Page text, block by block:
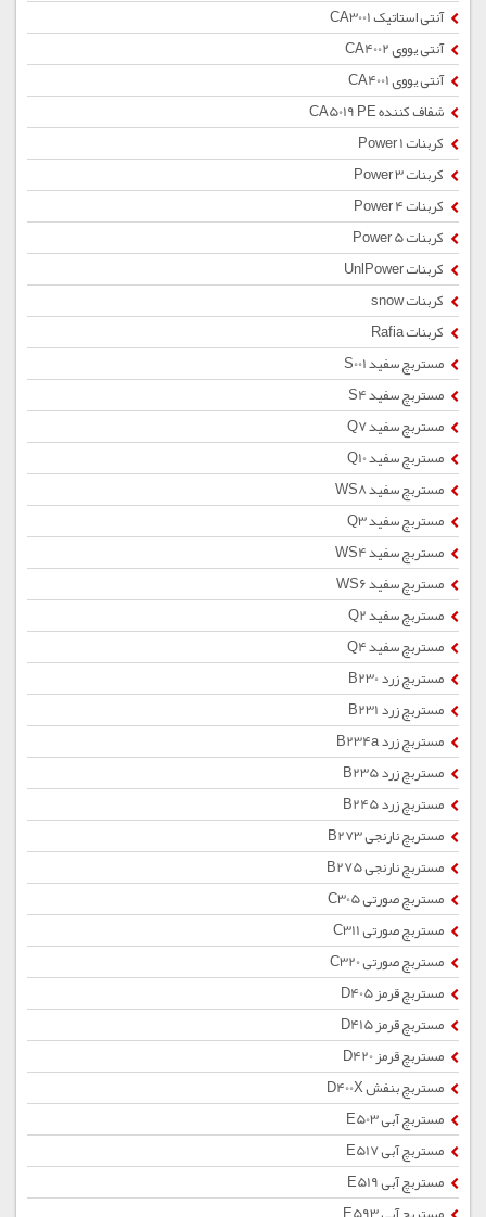
آنتی استاتیک CA3001
آنتی یووی CA4002
آنتی یووی CA4001
شفاف کننده CA5019 PE
کربنات Power 1
کربنات Power 3
کربنات Power 4
کربنات Power 5
کربنات UnlPower
کربنات snow
کربنات Rafia
مستربچ سفید S001
مستربچ سفید S4
مستربچ سفید Q7
مستربچ سفید Q10
مستربچ سفید WS8
مستربچ سفید Q3
مستربچ سفید WS4
مستربچ سفید WS6
مستربچ سفید Q2
مستربچ سفید Q4
مستربچ زرد B230
مستربچ زرد B231
مستربچ زرد B234a
مستربچ زرد B235
مستربچ زرد B245
مستربچ نارنجی B273
مستربچ نارنجی B275
مستربچ صورتی C305
مستربچ صورتی C311
مستربچ صورتی C320
مستربچ قرمز D405
مستربچ قرمز D415
مستربچ قرمز D420
مستربچ بنفش D400X
مستربچ آبی E503
مستربچ آبی E517
مستربچ آبی E519